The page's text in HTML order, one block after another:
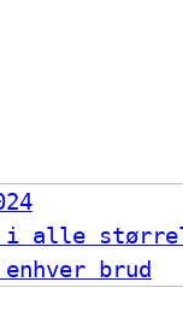
i alle
brud